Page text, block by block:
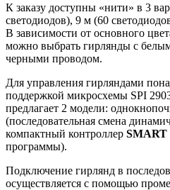
К заказу доступны «нити» в 3
светодиодов), 9 м (60
В зависимости от основного
можно выбрать гирлянды с
черными проводом.
Для управления гирляндами
поддержкой микросхемы SPI
предлагает 2 модели:
(последовательная смена
компактный контроллер SMART
программы).
Подключение гирлянд в
осуществляется с помощью